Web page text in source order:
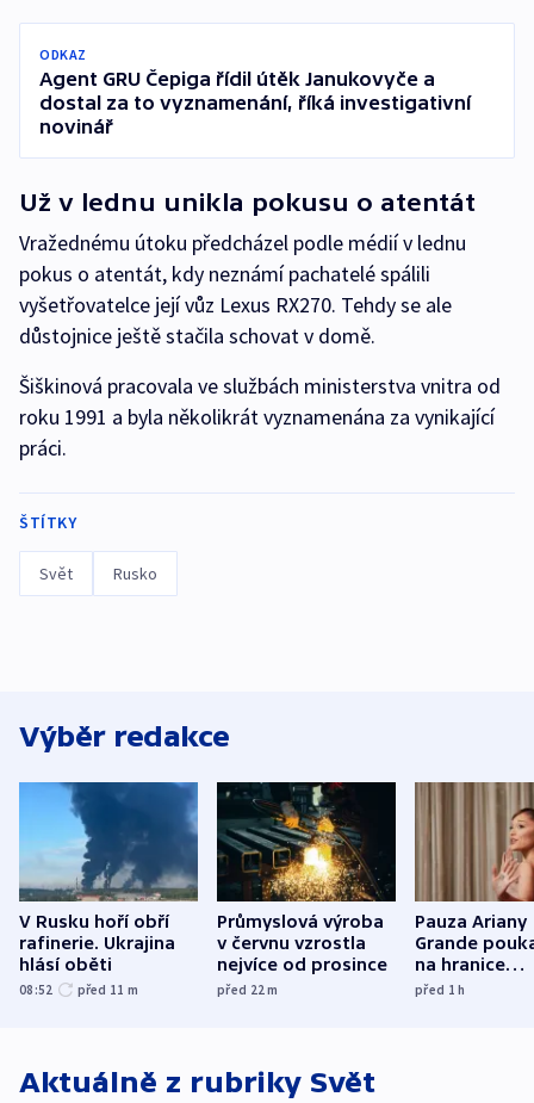
ODKAZ
Agent GRU Čepiga řídil útěk Janukovyče a
dostal za to vyznamenání, říká investigativní
novinář
Už v lednu unikla pokusu o atentát
Vražednému útoku předcházel podle médií v lednu
pokus o atentát, kdy neznámí pachatelé spálili
vyšetřovatelce její vůz Lexus RX270. Tehdy se ale
důstojnice ještě stačila schovat v domě.
Šiškinová pracovala ve službách ministerstva vnitra od
roku 1991 a byla několikrát vyznamenána za vynikající
práci.
ŠTÍTKY
Svět Rusko
Výběr redakce
V Rusku hoří obří
rafinerie. Ukrajina
hlásí oběti
08:52 před 11 m
Průmyslová výroba
v červnu vzrostla
nejvíce od prosince
před 22m
Pauza Ariany
Grande
na hranice
před 1h
Aktuálně z rubriky Svět